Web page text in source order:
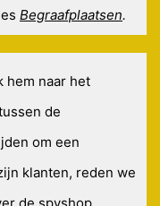
Begraafplaatsen.
hem naar het
de
om een
klanten, reden we